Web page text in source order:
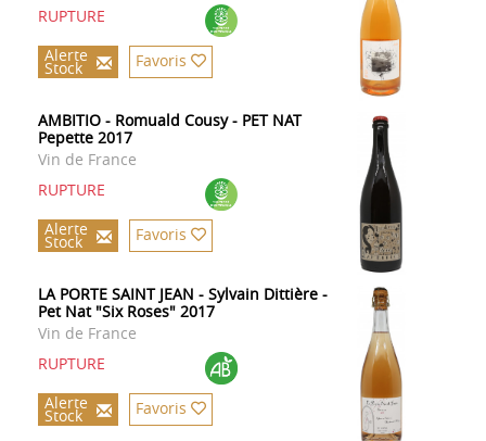
RUPTURE
Alerte
Stock Favoris
AMBITIO - Romuald Cousy - PET NAT
Pepette 2017
Vin de France
RUPTURE
Alerte
Stock Favoris
LA PORTE SAINT JEAN - Sylvain Dittière -
Pet Nat "Six Roses" 2017
Vin de France
RUPTURE
Alerte
Stock Favoris